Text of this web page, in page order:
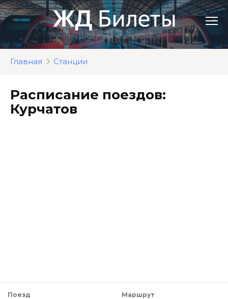
Перейти
к
контенту
Главная Станции
Расписание поездов:
Курчатов
Поезд Маршрут